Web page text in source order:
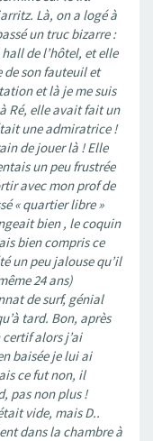
Là, on a logé à
un truc bizarre :
de l’hôtel, et elle
de son fauteuil et
et là je me suis
Ré, elle avait fait un
une admiratrice !
de jouer là ! Elle
un peu frustrée
avec mon prof de
« quartier libre »
bien , le coquin
bien compris ce
un peu jalouse qu’il
24 ans)
de surf, génial
tard. Bon, après
alors j’ai
baisée je lui ai
ce fut non, il
pas non plus !
vide, mais D..
dans la chambre à